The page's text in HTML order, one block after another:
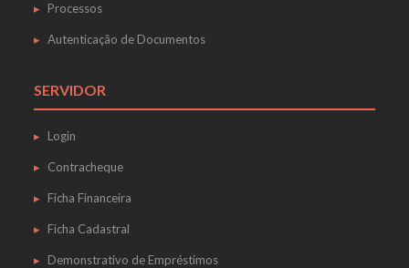
Processos
Autenticação de Documentos
SERVIDOR
Login
Contracheque
Ficha Financeira
Ficha Cadastral
Demonstrativo de Empréstimos